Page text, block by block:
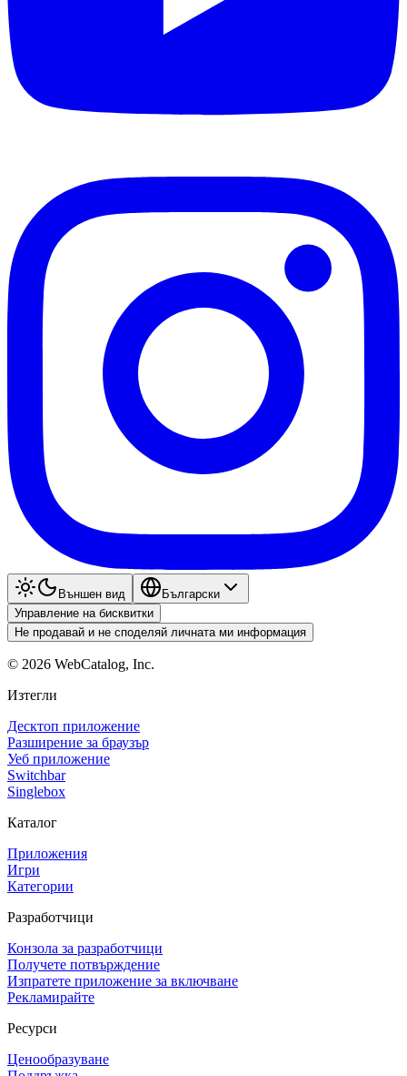
Външен вид
Български
Управление на бисквитки
Не продавай и не споделяй личната ми информация
© 2026 WebCatalog, Inc.
Изтегли
Десктоп приложение
Разширение за браузър
Уеб приложение
Switchbar
Singlebox
Каталог
Приложения
Игри
Категории
Разработчици
Конзола за разработчици
Получете потвърждение
Изпратете приложение за включване
Рекламирайте
Ресурси
Ценообразуване